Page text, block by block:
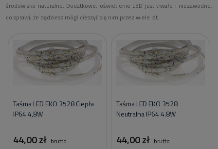
środowisko naturalne. Dodatkowo, oświetlenie LED jest trwałe i niezawodne,
co sprawi, że będziesz mógł cieszyć się nim przez wiele lat.
Taśma LED EKO 3528 Ciepła
IP64 4,8W
44,00 zł brutto
Taśma LED EKO 3528
Neutralna IP64 4.8W
44,00 zł brutto